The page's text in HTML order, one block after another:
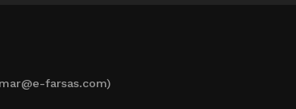
farsas.com)